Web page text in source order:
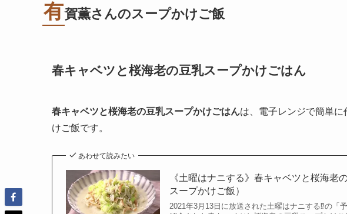
有賀薫さんのスープかけご飯
春キャベツと桜海老の豆乳スープかけごはん
春キャベツと桜海老の豆乳スープかけごはんは、電子レンジで簡単
けご飯です。
あわせて読みたい
《土曜はナニする》春キャベツと桜海老
スープかけご飯）
2021年3月13日に放送された土曜はナニする⁉の「